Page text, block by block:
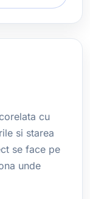
cu
si starea
se face pe
unde